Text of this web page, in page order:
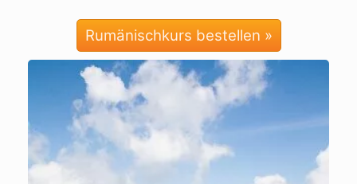
Rumänischkurs bestellen »